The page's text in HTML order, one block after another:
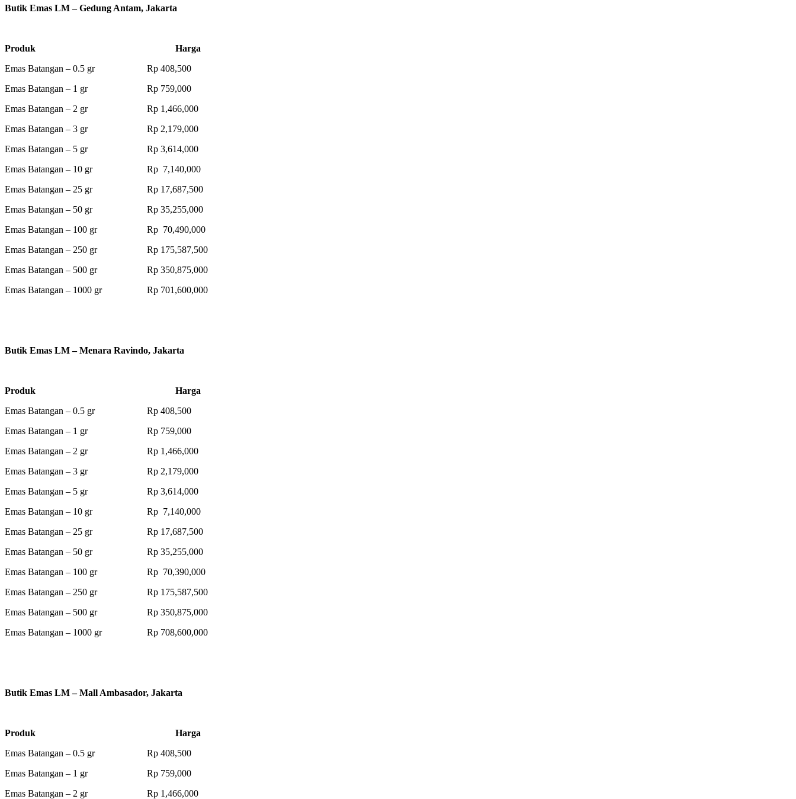
Butik Emas LM – Gedung Antam, Jakarta
Produk Harga
Emas Batangan – 0.5 gr Rp 408,500
Emas Batangan – 1 gr Rp 759,000
Emas Batangan – 2 gr Rp 1,466,000
Emas Batangan – 3 gr Rp 2,179,000
Emas Batangan – 5 gr Rp 3,614,000
Emas Batangan – 10 gr Rp 7,140,000
Emas Batangan – 25 gr Rp 17,687,500
Emas Batangan – 50 gr Rp 35,255,000
Emas Batangan – 100 gr Rp 70,490,000
Emas Batangan – 250 gr Rp 175,587,500
Emas Batangan – 500 gr Rp 350,875,000
Emas Batangan – 1000 gr Rp 701,600,000
Butik Emas LM – Menara Ravindo, Jakarta
Produk Harga
Emas Batangan – 0.5 gr Rp 408,500
Emas Batangan – 1 gr Rp 759,000
Emas Batangan – 2 gr Rp 1,466,000
Emas Batangan – 3 gr Rp 2,179,000
Emas Batangan – 5 gr Rp 3,614,000
Emas Batangan – 10 gr Rp 7,140,000
Emas Batangan – 25 gr Rp 17,687,500
Emas Batangan – 50 gr Rp 35,255,000
Emas Batangan – 100 gr Rp 70,390,000
Emas Batangan – 250 gr Rp 175,587,500
Emas Batangan – 500 gr Rp 350,875,000
Emas Batangan – 1000 gr Rp 708,600,000
Butik Emas LM – Mall Ambasador, Jakarta
Produk Harga
Emas Batangan – 0.5 gr Rp 408,500
Emas Batangan – 1 gr Rp 759,000
Emas Batangan – 2 gr Rp 1,466,000